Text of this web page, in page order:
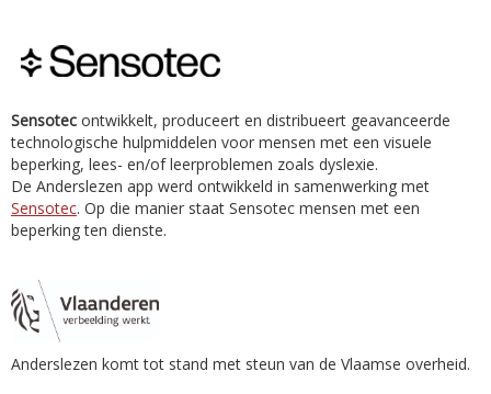
Sensotec ontwikkelt, produceert en distribueert geavanceerde
technologische hulpmiddelen voor mensen met een visuele
beperking, lees- en/of leerproblemen zoals dyslexie.
De Anderslezen app werd ontwikkeld in samenwerking met
Sensotec. Op die manier staat Sensotec mensen met een
beperking ten dienste.
Anderslezen komt tot stand met steun van de Vlaamse overheid.